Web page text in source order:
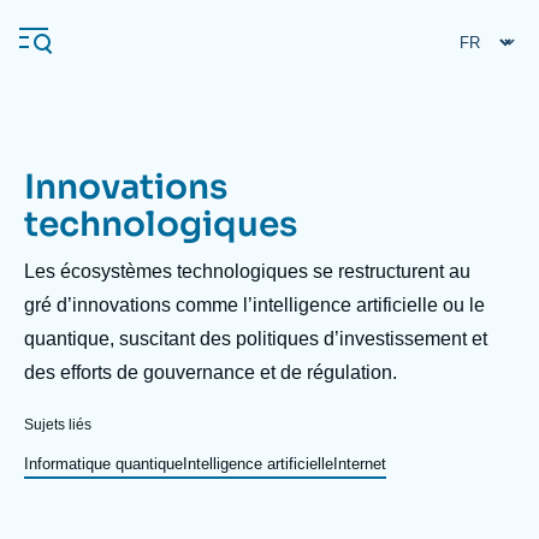
au
contenu
Navigation
principale
L'Ifri
Analyses
Événements
À propos de l'Ifri
L'Ifri en bref
Recherches fréquentes
Innovations
technologiques
Description
Les écosystèmes technologiques se restructurent au
gré d’innovations comme l’intelligence artificielle ou le
quantique, suscitant des politiques d’investissement et
des efforts de gouvernance et de régulation.
Sujets liés
Informatique quantique Intelligence artificielle Internet